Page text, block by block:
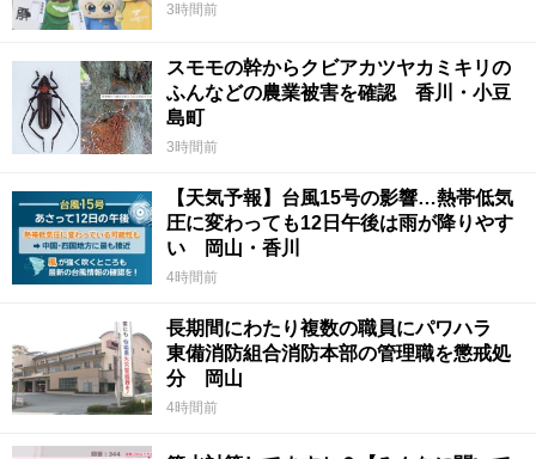
3時間前
スモモの幹からクビアカツヤカミキリの
ふんなどの農業被害を確認 香川・小豆
島町
3時間前
【天気予報】台風15号の影響…熱帯低気
圧に変わっても12日午後は雨が降りやす
い 岡山・香川
4時間前
長期間にわたり複数の職員にパワハラ
東備消防組合消防本部の管理職を懲戒処
分 岡山
4時間前